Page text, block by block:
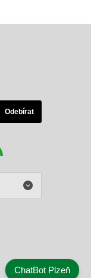
ChatBot Plzeň